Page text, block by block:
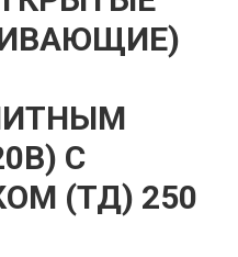
С
(ТД) 250